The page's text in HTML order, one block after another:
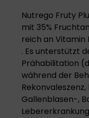
Nutrego Fruty
mit 35%
reich an Vitamin
. Es unterstützt
Prähabilitation
während der
Gallenblasen-,